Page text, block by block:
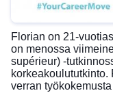
Florian on 21-
on menossa
supérieur) -
verran